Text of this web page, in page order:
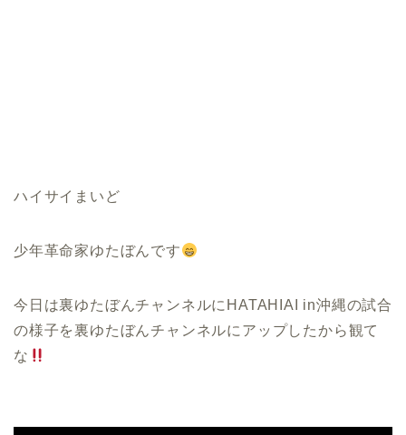
ハイサイまいど
少年革命家ゆたぼんです
今日は裏ゆたぼんチャンネルにHATAHIAI in沖縄の試合
の様子を裏ゆたぼんチャンネルにアップしたから観て
な